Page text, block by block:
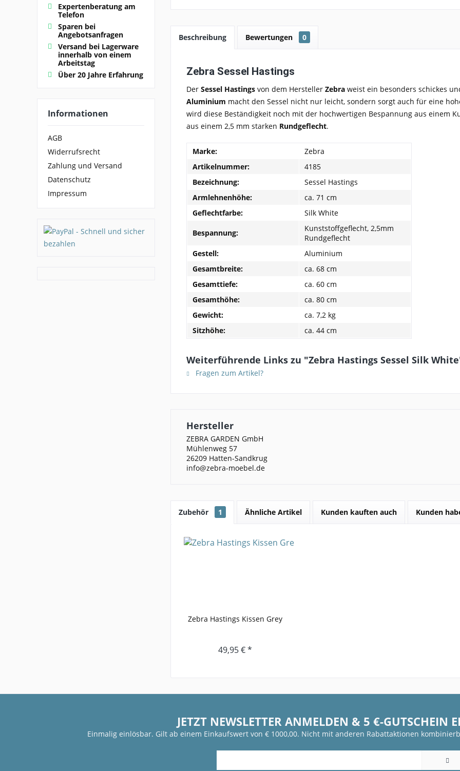
Expertenberatung am
Telefon
Sparen bei
Angebotsanfragen
Versand bei Lagerware
innerhalb von einem
Arbeitstag
Über 20 Jahre Erfahrung
Informationen
AGB
Widerrufsrecht
Zahlung und Versand
Datenschutz
Impressum
Beschreibung Bewertungen 0
Zebra Sessel Hastings
Der Sessel Hastings von dem Hersteller Zebra weist ein besonders schickes
Aluminium macht den Sessel nicht nur leicht, sondern sorgt auch für eine
wird diese Beständigkeit noch mit der hochwertigen Bespannung aus einem
aus einem 2,5 mm starken Rundgeflecht.
Marke:
Zebra
Artikelnummer:
4185
Bezeichnung:
Sessel Hastings
Armlehnenhöhe:
ca. 71 cm
Geflechtfarbe:
Silk White
Bespannung:
Kunststoffgeflecht, 2,5mm
Rundgeflecht
Gestell:
Aluminium
Gesamtbreite:
ca. 68 cm
Gesamttiefe:
ca. 60 cm
Gesamthöhe:
ca. 80 cm
Gewicht:
ca. 7,2 kg
Sitzhöhe:
ca. 44 cm
Weiterführende Links zu "Zebra Hastings Sessel Silk
Fragen zum Artikel?
Hersteller
ZEBRA GARDEN GmbH
Mühlenweg 57
26209 Hatten-Sandkrug
info@zebra-moebel.de
Zubehör 1 Ähnliche Artikel Kunden kauften auch Kunden
Zebra Hastings Kissen Grey
49,95 € *
JETZT NEWSLETTER ANMELDEN & 5 €-GUTSCHEIN
Einmalig einlösbar. Gilt ab einem Einkaufswert von € 1000,00. Nicht mit anderen Rabattaktionen